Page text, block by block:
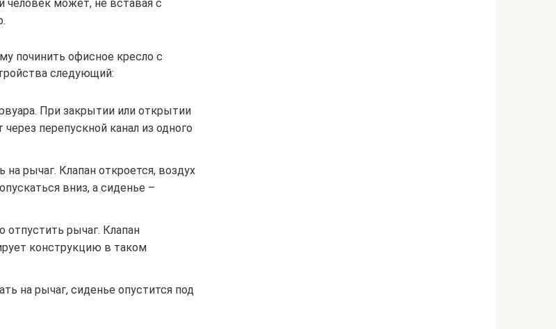
человек может, не вставая с
починить офисное кресло с
следующий:
При закрытии или открытии
перепускной канал из одного
рычаг. Клапан откроется, воздух
вниз, а сиденье –
рычаг. Клапан
конструкцию в таком
на рычаг, сиденье опустится под